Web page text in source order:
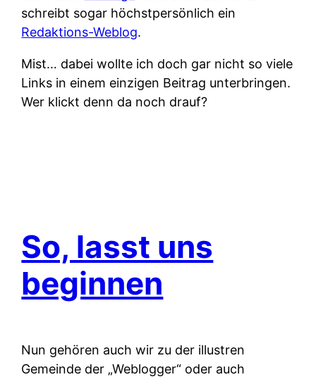
schreibt sogar höchstpersönlich ein
Redaktions-Weblog.
Mist… dabei wollte ich doch gar nicht so viele
Links in einem einzigen Beitrag unterbringen.
Wer klickt denn da noch drauf?
So, lasst uns
beginnen
Nun gehören auch wir zu der illustren
Gemeinde der „Weblogger“ oder auch